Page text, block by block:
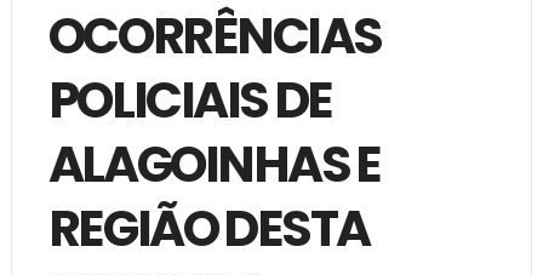
OCORRÊNCIAS
POLICIAIS DE
ALAGOINHAS E
REGIÃO DESTA